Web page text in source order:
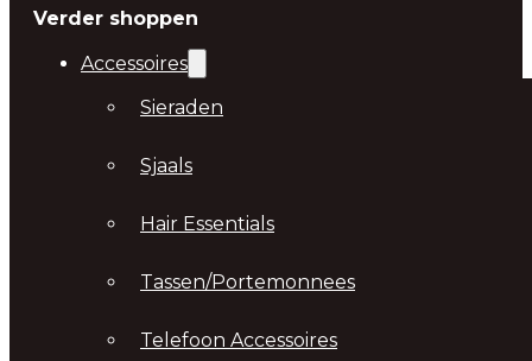
Verder shoppen
Accessoires
Sieraden
Sjaals
Hair Essentials
Tassen/Portemonnees
Telefoon Accessoires